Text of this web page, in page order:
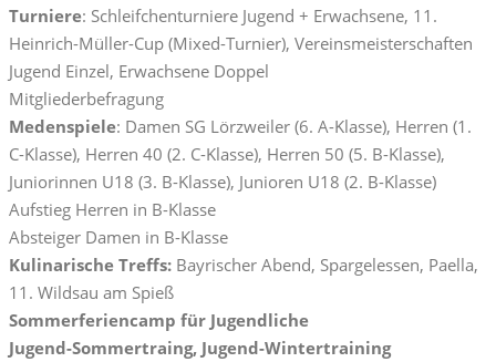
Turniere: Schleifchenturniere Jugend + Erwachsene, 11.
Heinrich-Müller-Cup (Mixed-Turnier), Vereinsmeisterschaften
Jugend Einzel, Erwachsene Doppel
Mitgliederbefragung
Medenspiele: Damen SG Lörzweiler (6. A-Klasse), Herren (1.
C-Klasse), Herren 40 (2. C-Klasse), Herren 50 (5. B-Klasse),
Juniorinnen U18 (3. B-Klasse), Junioren U18 (2. B-Klasse)
Aufstieg Herren in B-Klasse
Absteiger Damen in B-Klasse
Kulinarische Treffs: Bayrischer Abend, Spargelessen, Paella,
11. Wildsau am Spieß
Sommerferiencamp für Jugendliche
Jugend-Sommertraing, Jugend-Wintertraining